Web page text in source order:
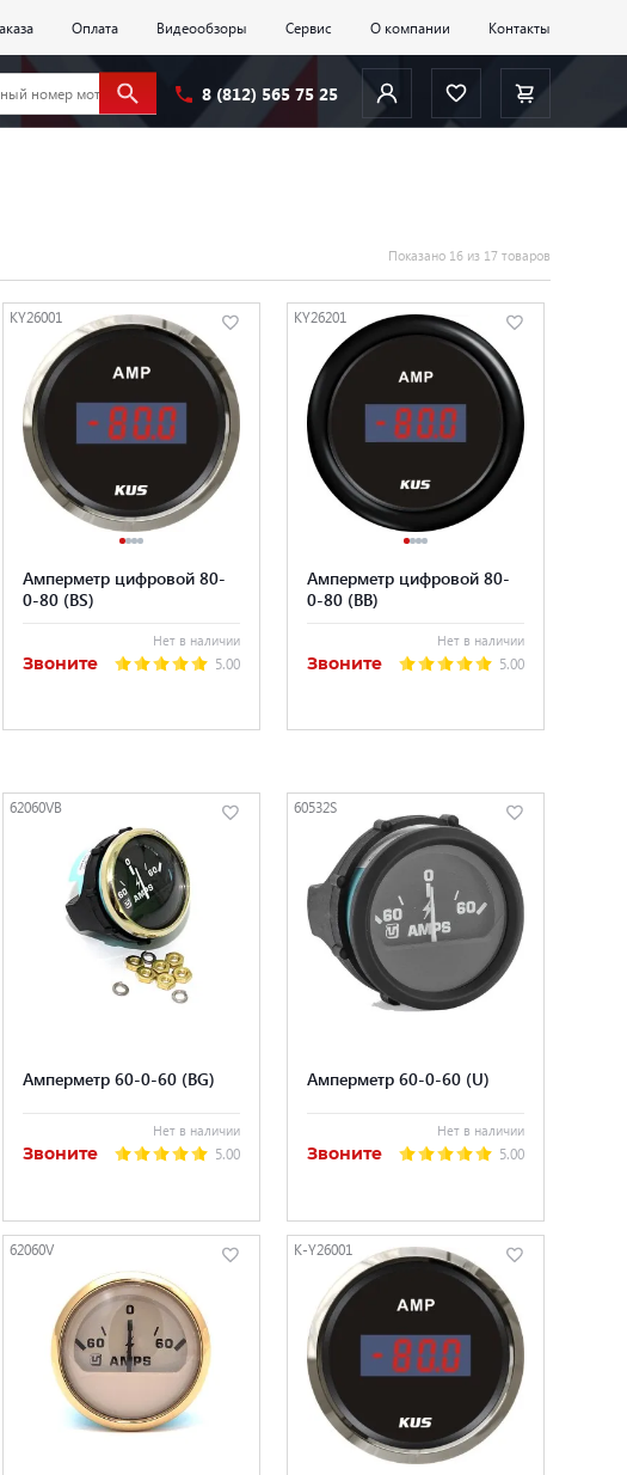
Оплата Видеообзоры Сервис О компании Контакты
8 (812) 565 75 25
Показано 16 из 17 товаров
KY26001
Амперметр цифровой 80-
0-80 (BS)
Нет в наличии
Звоните 5.00
KY26201
Амперметр цифровой 80-
0-80 (BB)
Нет в наличии
Звоните 5.00
62060VB
Амперметр 60-0-60 (BG)
Нет в наличии
Звоните 5.00
60532S
Амперметр 60-0-60 (U)
Нет в наличии
Звоните 5.00
62060V K-Y26001